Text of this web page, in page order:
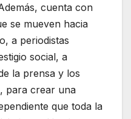
cuenta con
se mueven hacia
a periodistas
social, a
la prensa y los
para crear una
que toda la